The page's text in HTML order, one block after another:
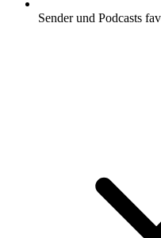
Sender und Podcasts